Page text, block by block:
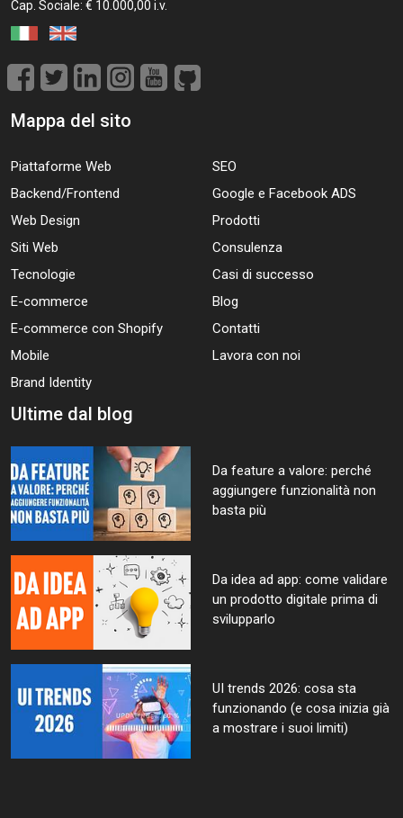
Cap. Sociale: € 10.000,00 i.v.
Mappa del sito
Piattaforme Web
Backend/Frontend
Web Design
Siti Web
Tecnologie
E-commerce
E-commerce con Shopify
Mobile
Brand Identity
SEO
Google e Facebook ADS
Prodotti
Consulenza
Casi di successo
Blog
Contatti
Lavora con noi
Ultime dal blog
Da feature a valore: perché
aggiungere funzionalità non
basta più
Da idea ad app: come validare
un prodotto digitale prima di
svilupparlo
UI trends 2026: cosa sta
funzionando (e cosa inizia già
a mostrare i suoi limiti)